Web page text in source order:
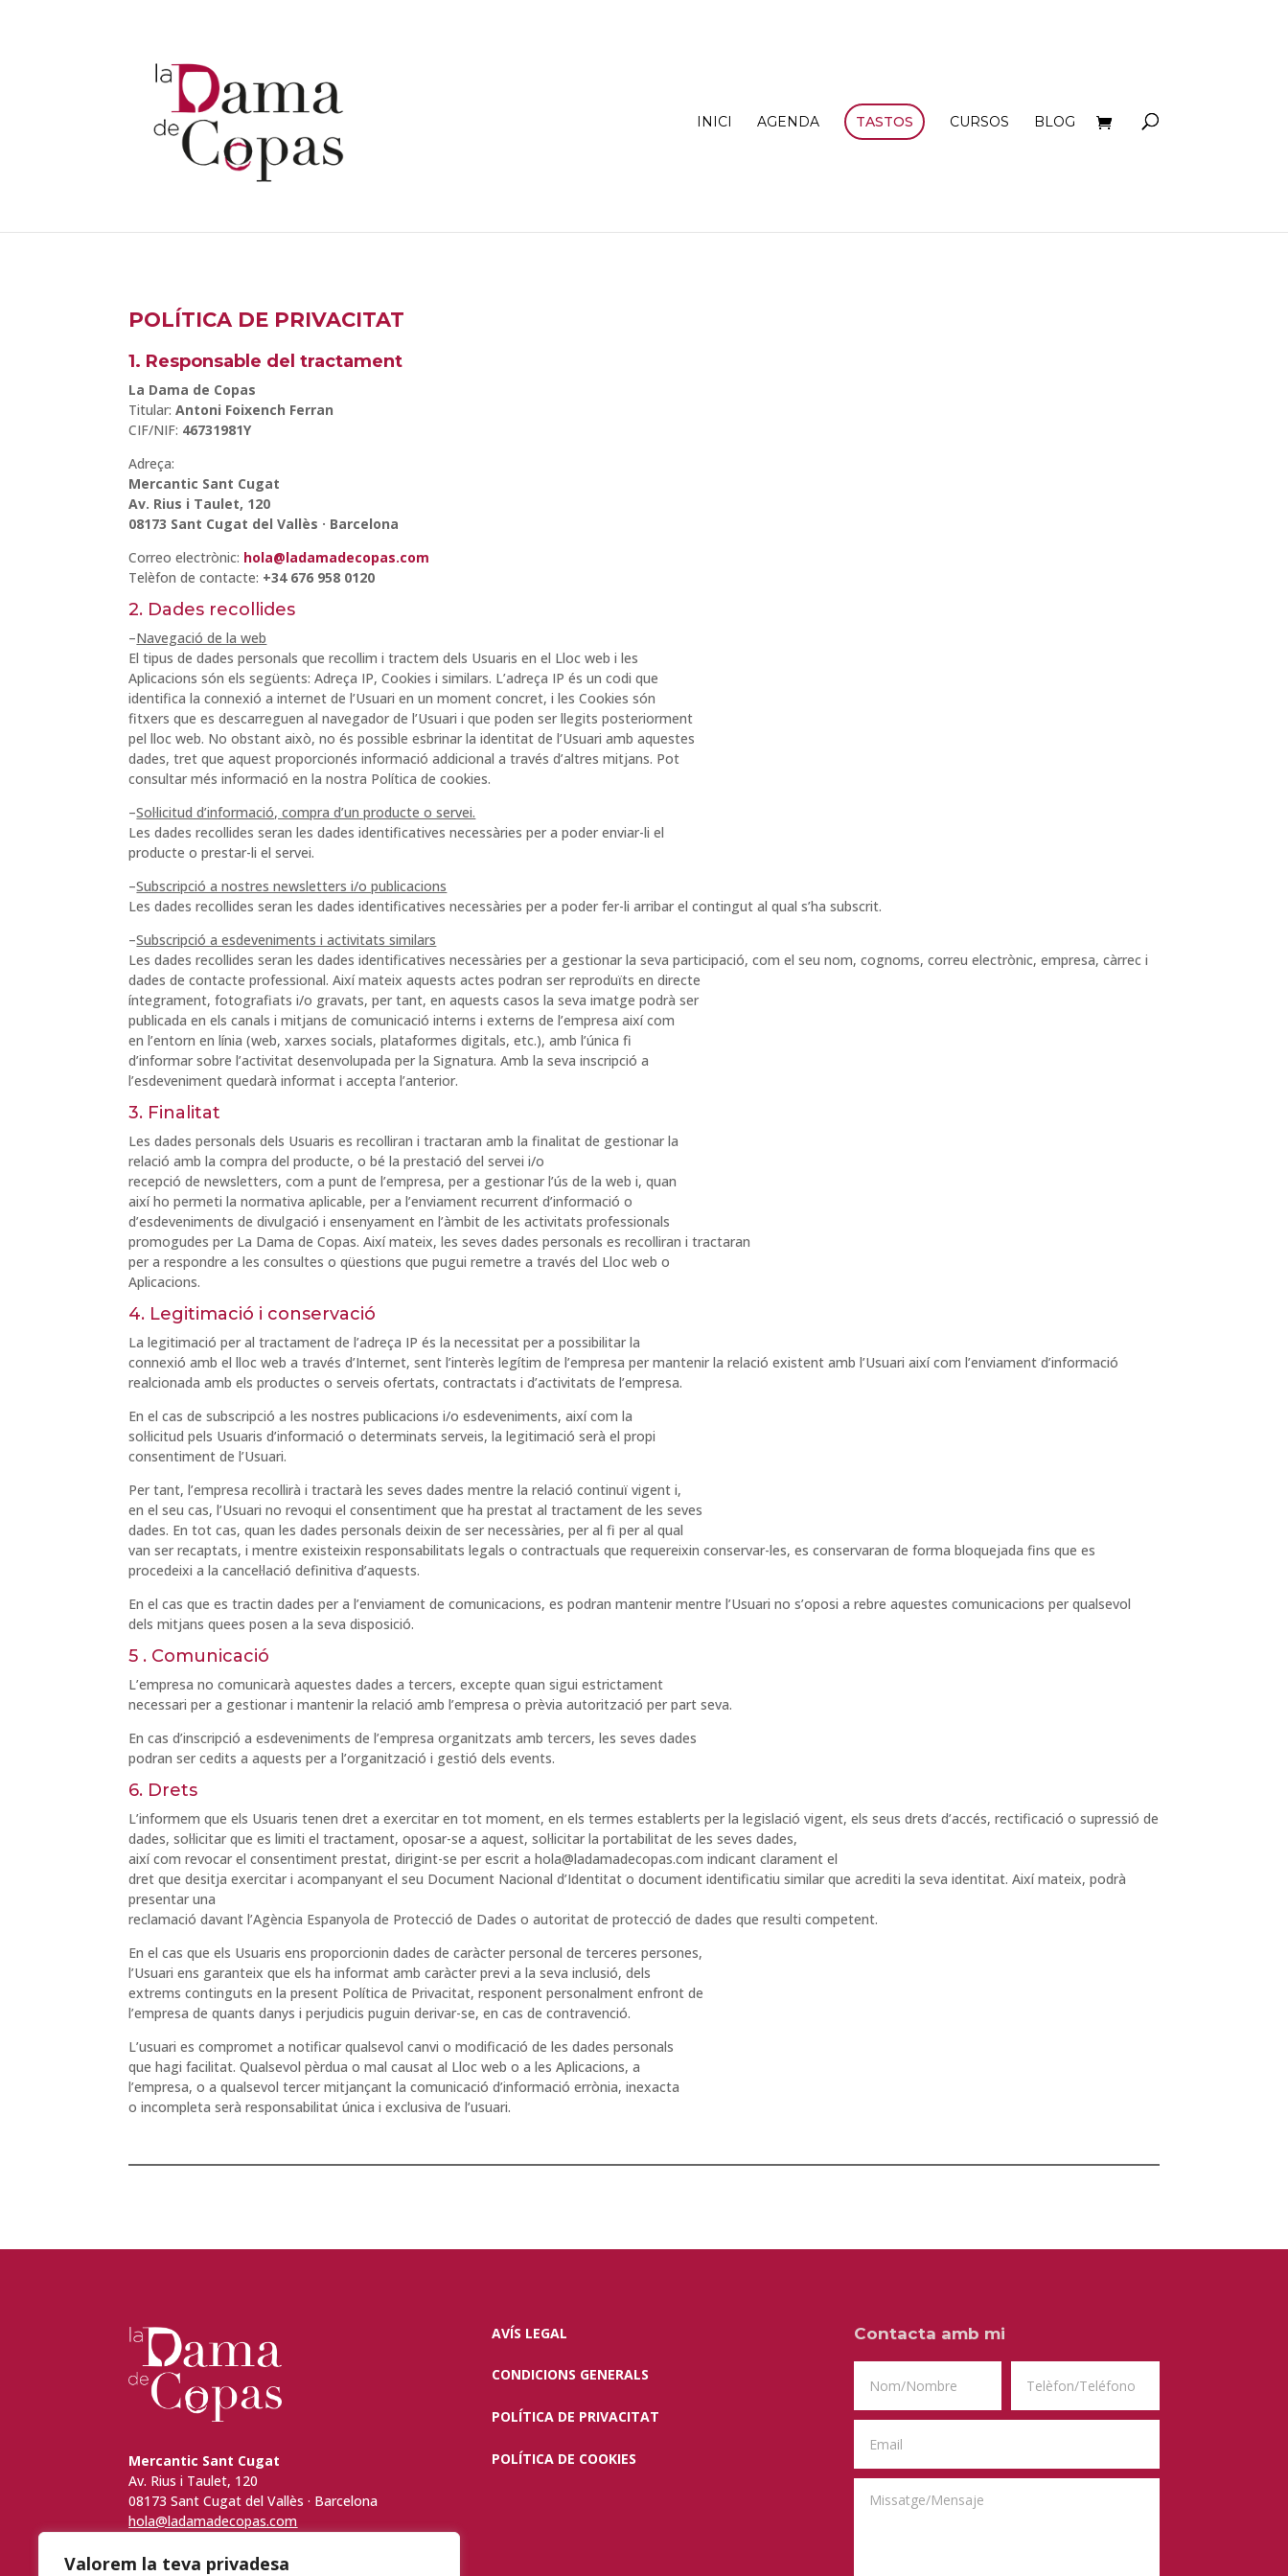
Valorem la teva privadesa
INICI AGENDA TASTOS CURSOS BLOG
POLÍTICA DE PRIVACITAT
1. Responsable del tractament
La Dama de Copas
Titular:Antoni Foixench Ferran
CIF/NIF: 46731981Y
Adreça:
Mercantic Sant Cugat
Av. Rius i Taulet, 120
08173 Sant Cugat del Vallès · Barcelona
Correo electrònic: hola@ladamadecopas.com
Telèfon de contacte: +34 676 958 0120
2. Dades recollides
–Navegació de la web
El tipus de dades personals que recollim i tractem dels Usuaris en el Lloc web i les
Aplicacions són els següents: Adreça IP, Cookies i similars. L’adreça IP és un codi que
identifica la connexió a internet de l’Usuari en un moment concret, i les Cookies són
fitxers que es descarreguen al navegador de l’Usuari i que poden ser llegits posteriorment
pel lloc web. No obstant això, no és possible esbrinar la identitat de l’Usuari amb aquestes
dades, tret que aquest proporcionés informació addicional a través d’altres mitjans. Pot
consultar més informació en la nostra Política de cookies.
–Sol·licitud d’informació, compra d’un producte o servei.
Les dades recollides seran les dades identificatives necessàries per a poder enviar-li el
producte o prestar-li el servei.
–Subscripció a nostres newsletters i/o publicacions
Les dades recollides seran les dades identificatives necessàries per a poder fer-li arribar el contingut al qual s’ha subscrit.
–Subscripció a esdeveniments i activitats similars
Les dades recollides seran les dades identificatives necessàries per a gestionar la seva participació, com el seu nom, cognoms, correu electrònic, empresa, càrrec i
dades de contacte professional. Així mateix aquests actes podran ser reproduïts en directe
íntegrament, fotografiats i/o gravats, per tant, en aquests casos la seva imatge podrà ser
publicada en els canals i mitjans de comunicació interns i externs de l’empresa així com
en l’entorn en línia (web, xarxes socials, plataformes digitals, etc.), amb l’única fi
d’informar sobre l’activitat desenvolupada per la Signatura. Amb la seva inscripció a
l’esdeveniment quedarà informat i accepta l’anterior.
3. Finalitat
Les dades personals dels Usuaris es recolliran i tractaran amb la finalitat de gestionar la
relació amb la compra del producte, o bé la prestació del servei i/o
recepció de newsletters, com a punt de l’empresa, per a gestionar l’ús de la web i, quan
així ho permeti la normativa aplicable, per a l’enviament recurrent d’informació o
d’esdeveniments de divulgació i ensenyament en l’àmbit de les activitats professionals
promogudes per La Dama de Copas. Així mateix, les seves dades personals es recolliran i tractaran
per a respondre a les consultes o qüestions que pugui remetre a través del Lloc web o
Aplicacions.
4. Legitimació i conservació
La legitimació per al tractament de l’adreça IP és la necessitat per a possibilitar la
connexió amb el lloc web a través d’Internet, sent l’interès legítim de l’empresa per mantenir la relació existent amb l’Usuari així com l’enviament d’informació
realcionada amb els productes o serveis ofertats, contractats i d’activitats de l’empresa.
En el cas de subscripció a les nostres publicacions i/o esdeveniments, així com la
sol·licitud pels Usuaris d’informació o determinats serveis, la legitimació serà el propi
consentiment de l’Usuari.
Per tant, l’empresa recollirà i tractarà les seves dades mentre la relació continuï vigent i,
en el seu cas, l’Usuari no revoqui el consentiment que ha prestat al tractament de les seves
dades. En tot cas, quan les dades personals deixin de ser necessàries, per al fi per al qual
van ser recaptats, i mentre existeixin responsabilitats legals o contractuals que requereixin conservar-les, es conservaran de forma bloquejada fins que es
procedeixi a la cancel·lació definitiva d’aquests.
En el cas que es tractin dades per a l’enviament de comunicacions, es podran mantenir mentre l’Usuari no s’oposi a rebre aquestes comunicacions per qualsevol
dels mitjans quees posen a la seva disposició.
5 . Comunicació
L’empresa no comunicarà aquestes dades a tercers, excepte quan sigui estrictament
necessari per a gestionar i mantenir la relació amb l’empresa o prèvia autorització per part seva.
En cas d’inscripció a esdeveniments de l’empresa organitzats amb tercers, les seves dades
podran ser cedits a aquests per a l’organització i gestió dels events.
6. Drets
L’informem que els Usuaris tenen dret a exercitar en tot moment, en els termes establerts per la legislació vigent, els seus drets d’accés, rectificació o supressió de
dades, sol·licitar que es limiti el tractament, oposar-se a aquest, sol·licitar la portabilitat de les seves dades,
així com revocar el consentiment prestat, dirigint-se per escrit a hola@ladamadecopas.com indicant clarament el
dret que desitja exercitar i acompanyant el seu Document Nacional d’Identitat o document identificatiu similar que acrediti la seva identitat. Així mateix, podrà
presentar una
reclamació davant l’Agència Espanyola de Protecció de Dades o autoritat de protecció de dades que resulti competent.
En el cas que els Usuaris ens proporcionin dades de caràcter personal de terceres persones,
l’Usuari ens garanteix que els ha informat amb caràcter previ a la seva inclusió, dels
extrems continguts en la present Política de Privacitat, responent personalment enfront de
l’empresa de quants danys i perjudicis puguin derivar-se, en cas de contravenció.
L’usuari es compromet a notificar qualsevol canvi o modificació de les dades personals
que hagi facilitat. Qualsevol pèrdua o mal causat al Lloc web o a les Aplicacions, a
l’empresa, o a qualsevol tercer mitjançant la comunicació d’informació errònia, inexacta
o incompleta serà responsabilitat única i exclusiva de l’usuari.
Mercantic Sant Cugat
Av. Rius i Taulet, 120
08173 Sant Cugat del Vallès · Barcelona
hola@ladamadecopas.com
AVÍS LEGAL
CONDICIONS GENERALS
POLÍTICA DE PRIVACITAT
POLÍTICA DE COOKIES
Contacta amb mi